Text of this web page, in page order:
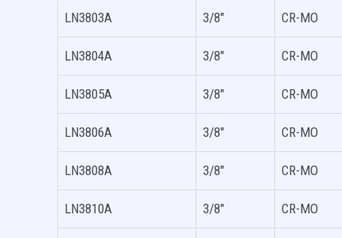
LN3803A 3/8″ CR-MO
LN3804A 3/8″ CR-MO
LN3805A 3/8″ CR-MO
LN3806A 3/8″ CR-MO
LN3808A 3/8″ CR-MO
LN3810A 3/8″ CR-MO